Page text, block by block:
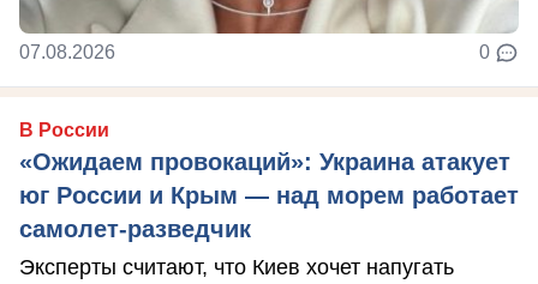
07.08.2026 0
В России
«Ожидаем провокаций»: Украина атакует
юг России и Крым — над морем работает
самолет-разведчик
Эксперты считают, что Киев хочет напугать